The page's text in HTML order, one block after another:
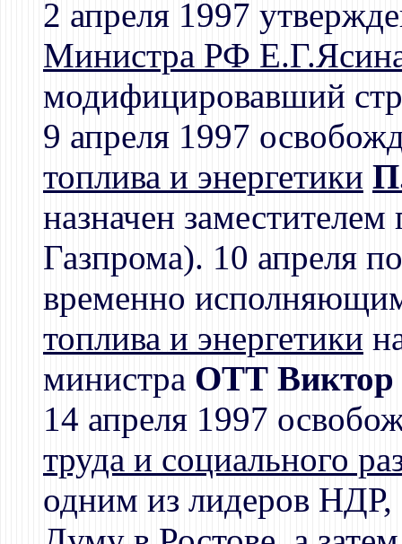
2 апреля 1997
Министра РФ
модифицировавший
9 апреля 1997
топлива и энергетики
назначен заместителем
Газпрома). 10 апреля
временно
топлива и энергетики
министра ОТТ Виктор
14 апреля 1997
труда и социального
одним из лидеров НДР,